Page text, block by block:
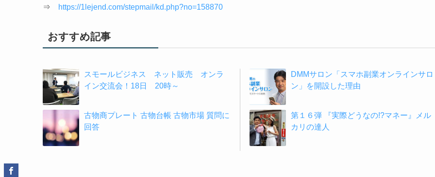
⇒ https://1lejend.com/stepmail/kd.php?no=158870
おすすめ記事
スモールビジネス ネット販売 オンラ
イン交流会！18日 20時～
古物商プレート 古物台帳 古物市場 質問に
回答
DMMサロン「スマホ副業オンラインサロ
ン」を開設した理由
第１６弾 『実際どうなの!?マネー』メル
カリの達人